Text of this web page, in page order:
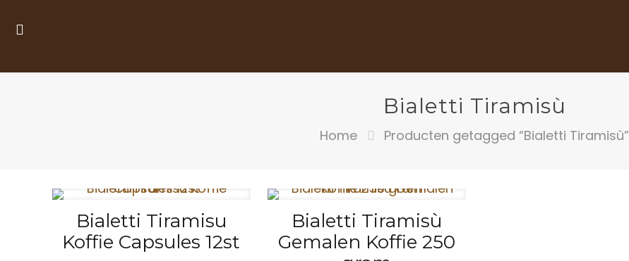
Bialetti Tiramisù
Home Producten getagged “Bialetti Tiramisù”
Bialetti Tiramisu
Koffie Capsules 12st
Bialetti Tiramisù
Gemalen Koffie 250